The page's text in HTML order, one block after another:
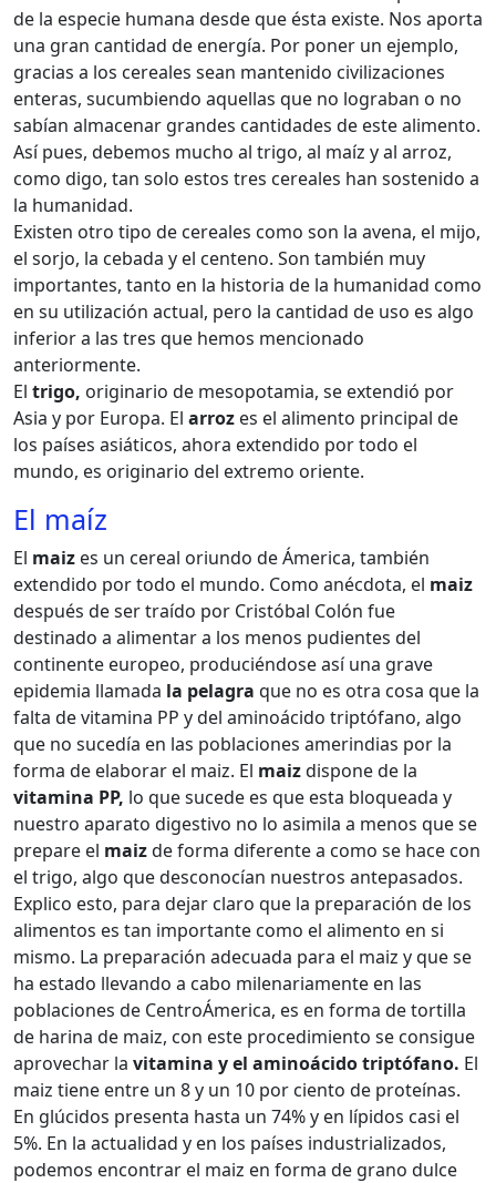
de la especie humana desde que ésta existe. Nos aporta
una gran cantidad de energía. Por poner un ejemplo,
gracias a los cereales sean mantenido civilizaciones
enteras, sucumbiendo aquellas que no lograban o no
sabían almacenar grandes cantidades de este alimento.
Así pues, debemos mucho al trigo, al maíz y al arroz,
como digo, tan solo estos tres cereales han sostenido a
la humanidad.
Existen otro tipo de cereales como son la avena, el mijo,
el sorjo, la cebada y el centeno. Son también muy
importantes, tanto en la historia de la humanidad como
en su utilización actual, pero la cantidad de uso es algo
inferior a las tres que hemos mencionado
anteriormente.
El trigo, originario de mesopotamia, se extendió por
Asia y por Europa. El arroz es el alimento principal de
los países asiáticos, ahora extendido por todo el
mundo, es originario del extremo oriente.
El maíz
El maiz es un cereal oriundo de Ámerica, también
extendido por todo el mundo. Como anécdota, el maiz
después de ser traído por Cristóbal Colón fue
destinado a alimentar a los menos pudientes del
continente europeo, produciéndose así una grave
epidemia llamada la pelagra que no es otra cosa que la
falta de vitamina PP y del aminoácido triptófano, algo
que no sucedía en las poblaciones amerindias por la
forma de elaborar el maiz. El maizdispone de la
vitamina PP, lo que sucede es que esta bloqueada y
nuestro aparato digestivo no lo asimila a menos que se
prepare el maizde forma diferente a como se hace con
el trigo, algo que desconocían nuestros antepasados.
Explico esto, para dejar claro que la preparación de los
alimentos es tan importante como el alimento en si
mismo. La preparación adecuada para el maiz y que se
ha estado llevando a cabo milenariamente en las
poblaciones de CentroÁmerica, es en forma de tortilla
de harina de maiz, con este procedimiento se consigue
aprovechar la vitamina y el aminoácido triptófano. El
maiz tiene entre un 8 y un 10 por ciento de proteínas.
En glúcidos presenta hasta un 74% y en lípidos casi el
5%. En la actualidad y en los países industrializados,
podemos encontrar el maiz en forma de grano dulce